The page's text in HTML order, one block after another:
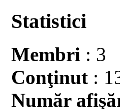
Statistici
Membri : 3
Conţinut :
Număr